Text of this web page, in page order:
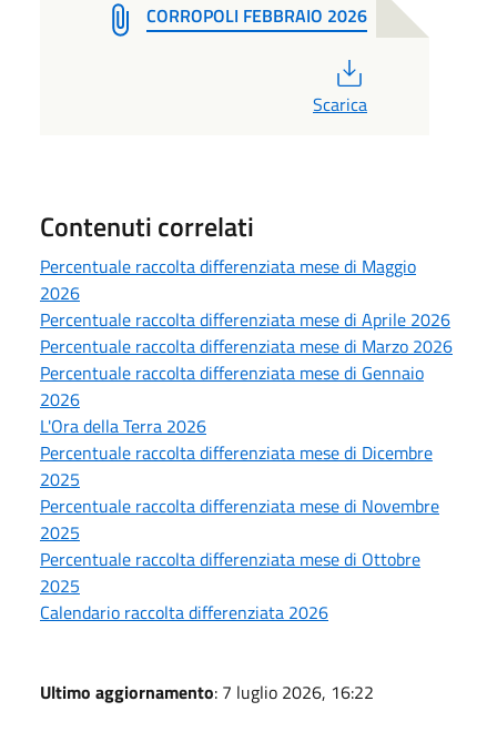
CORROPOLI FEBBRAIO 2026
Scarica
Contenuti correlati
Percentuale raccolta differenziata mese di Maggio
2026
Percentuale raccolta differenziata mese di Aprile 2026
Percentuale raccolta differenziata mese di Marzo 2026
Percentuale raccolta differenziata mese di Gennaio
2026
L'Ora della Terra 2026
Percentuale raccolta differenziata mese di Dicembre
2025
Percentuale raccolta differenziata mese di Novembre
2025
Percentuale raccolta differenziata mese di Ottobre
2025
Calendario raccolta differenziata 2026
Ultimo aggiornamento: 7 luglio 2026, 16:22